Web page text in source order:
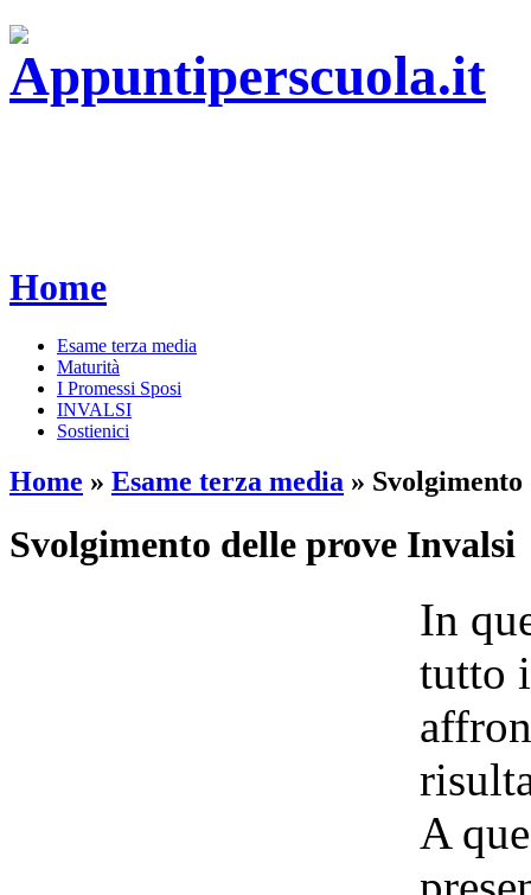
Home
Esame terza media
Maturità
I Promessi Sposi
INVALSI
Sostienici
Home » Esame terza media »
Svolgimento delle prove Invalsi
In
tutto
A